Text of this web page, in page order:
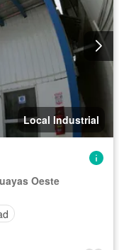
Local Industrial
Oeste